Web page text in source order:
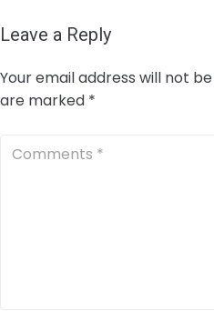
Leave a Reply
Your email address will not
are marked *